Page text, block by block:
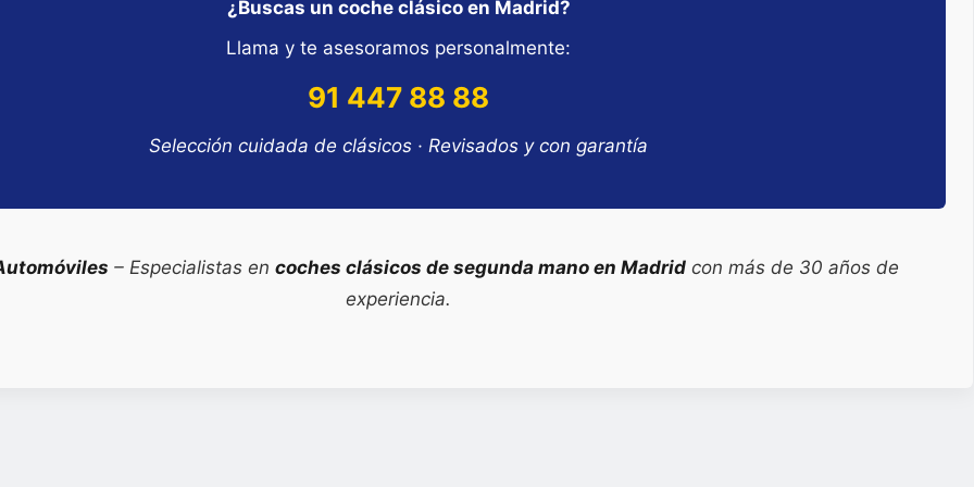
¿Buscas un coche clásico en Madrid?
Llama y te asesoramos personalmente:
91 447 88 88
Selección cuidada de clásicos · Revisados y con garantía
– Especialistas en coches clásicos de segunda mano en Madridcon más de 30 años de
experiencia.